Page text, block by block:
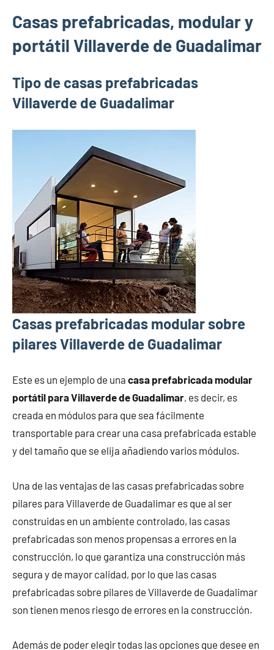
Casas prefabricadas, modular y
portátil Villaverde de Guadalimar
Tipo de casas prefabricadas
Villaverde de Guadalimar
Casas prefabricadas modular sobre
pilares Villaverde de Guadalimar
Este es un ejemplo de una casa prefabricada modular
portátil para Villaverde de Guadalimar, es decir, es
creada en módulos para que sea fácilmente
transportable para crear una casa prefabricada estable
y del tamaño que se elija añadiendo varios módulos.
Una de las ventajas de las casas prefabricadas sobre
pilares para Villaverde de Guadalimar es que al ser
construidas en un ambiente controlado, las casas
prefabricadas son menos propensas a errores en la
construcción, lo que garantiza una construcción más
segura y de mayor calidad, por lo que las casas
prefabricadas sobre pilares de Villaverde de Guadalimar
son tienen menos riesgo de errores en la construcción.
Además de poder elegir todas las opciones que desee en